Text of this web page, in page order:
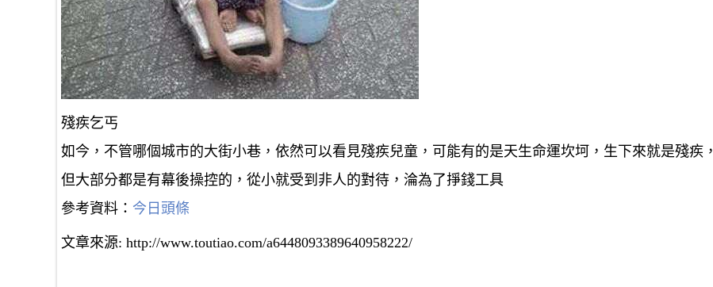
殘疾乞丐
如今，不管哪個城市的大街小巷，依然可以看見殘疾兒童，可能有的是天生命運坎坷，生下來就是殘疾，
但大部分都是有幕後操控的，從小就受到非人的對待，淪為了掙錢工具
參考資料： 今日頭條
文章來源: http://www.toutiao.com/a6448093389640958222/